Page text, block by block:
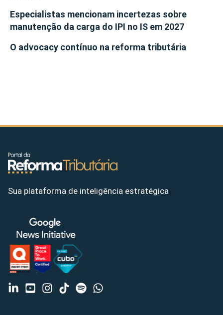
Especialistas mencionam incertezas sobre
manutenção da carga do IPI no IS em 2027
O advocacy contínuo na reforma tributária
Sua plataforma de inteligência estratégica